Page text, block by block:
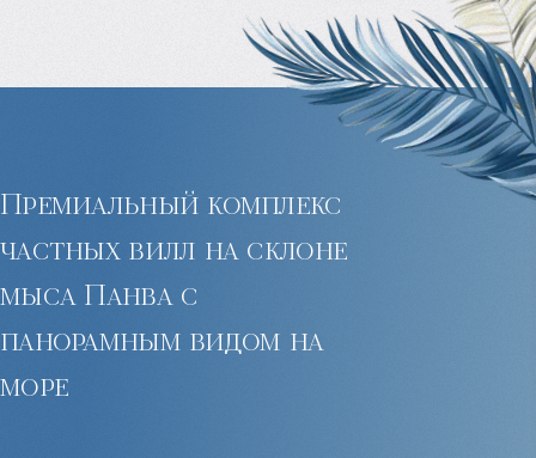
Премиальный комплекс
частных вилл на склоне
мыса Панва с
панорамным видом на
море